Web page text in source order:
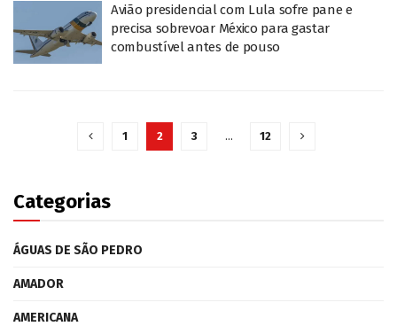
Avião presidencial com Lula sofre pane e
precisa sobrevoar México para gastar
combustível antes de pouso
1 2 3 … 12
Categorias
ÁGUAS DE SÃO PEDRO
AMADOR
AMERICANA